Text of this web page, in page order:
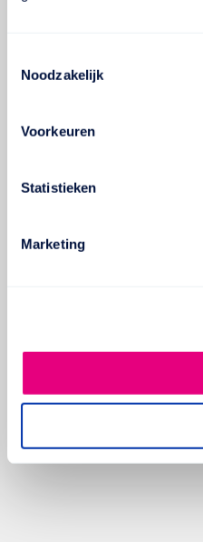
Noodzakelijk
Voorkeuren
Statistieken
Marketing